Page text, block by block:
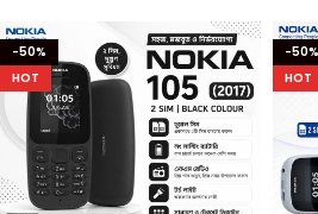
-50%
HOT
-50%
HOT